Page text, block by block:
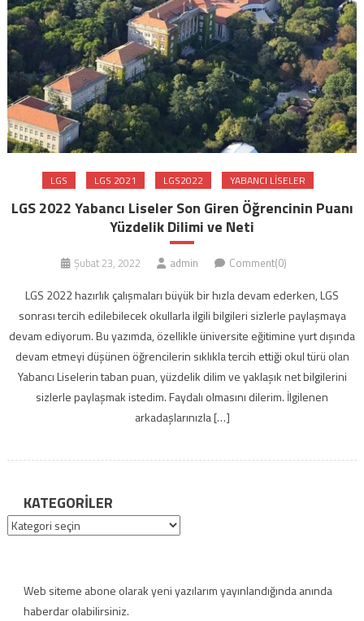
LGS LGS 2021 LGS2022 YABANCI LISELER
LGS 2022 Yabancı Liseler Son Giren Öğrencinin Puanı
Yüzdelik Dilimi ve Neti
Şubat 23, 2022 admin Comment(0)
LGS 2022 hazırlık çalışmaları büyük bir hızla devam ederken, LGS
sonrası tercih edilebilecek okullarla ilgili bilgileri sizlerle paylaşmaya
devam ediyorum. Bu yazımda, özellikle üniversite eğitimine yurt dışında
devam etmeyi düşünen öğrencilerin sıklıkla tercih ettiği okul türü olan
Yabancı Liselerin taban puan, yüzdelik dilim ve yaklaşık net bilgilerini
sizlerle paylaşmak istedim. Faydalı olmasını dilerim. İlgilenen
arkadaşlarınızla […]
KATEGORILER
Kategoriler
Web siteme abone olarak yeni yazılarım yayınlandığında anında
haberdar olabilirsiniz.